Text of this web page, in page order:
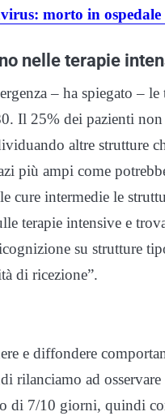
morto in
nelle terapie
– ha spiegato –
Il 25% dei pazienti
altre strutture
più ampi come
cure intermedie le
terapie intensive e
su strutture
di ricezione”.
e diffondere
rilanciamo ad
di 7/10 giorni, quindi